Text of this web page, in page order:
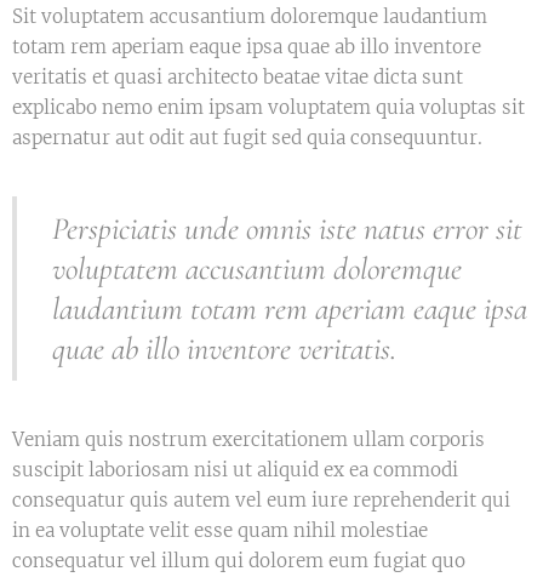
Sit voluptatem accusantium doloremque laudantium
totam rem aperiam eaque ipsa quae ab illo inventore
veritatis et quasi architecto beatae vitae dicta sunt
explicabo nemo enim ipsam voluptatem quia voluptas sit
aspernatur aut odit aut fugit sed quia consequuntur.
Perspiciatis unde omnis iste natus error sit
voluptatem accusantium doloremque
laudantium totam rem aperiam eaque ipsa
quae ab illo inventore veritatis.
Veniam quis nostrum exercitationem ullam corporis
suscipit laboriosam nisi ut aliquid ex ea commodi
consequatur quis autem vel eum iure reprehenderit qui
in ea voluptate velit esse quam nihil molestiae
consequatur vel illum qui dolorem eum fugiat quo